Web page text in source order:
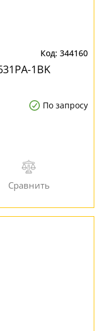
344160
1BK
По запросу